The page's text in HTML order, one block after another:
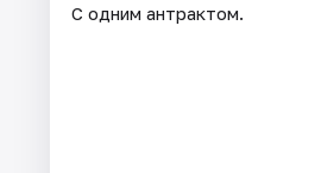
С одним антрактом.